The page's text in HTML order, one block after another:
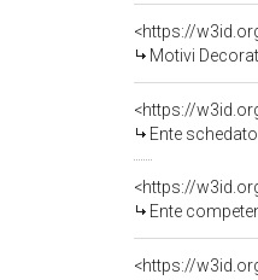
<https://
Motivi
<https://
Ente
<https://
Ente competente per tutela
<https://